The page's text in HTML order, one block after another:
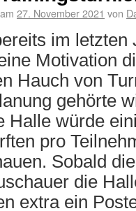
27. November 2021 von
im letzten
Motivation
Hauch von
gehörte
Halle würde
pro
Sobald
die
extra ein